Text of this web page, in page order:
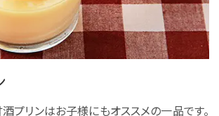
プリンはお子様にもオススメの一品です。